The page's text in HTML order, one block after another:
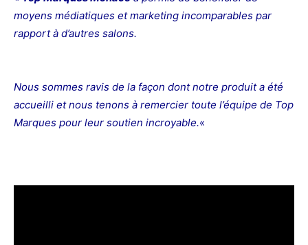
moyens médiatiques et marketing incomparables par
rapport à d’autres salons.
Nous sommes ravis de la façon dont notre produit a été
accueilli et nous tenons à remercier toute l’équipe de Top
Marques pour leur soutien incroyable.«